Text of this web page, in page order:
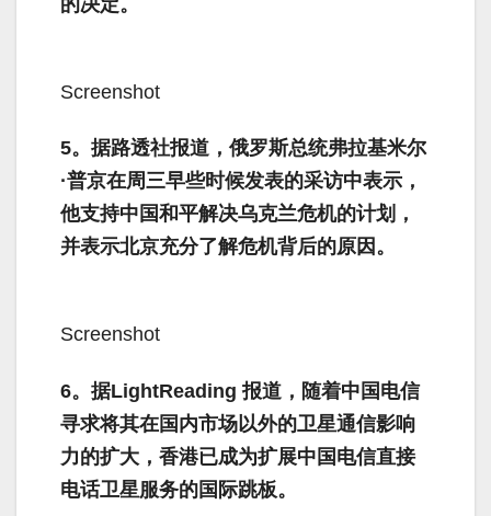
Screenshot
5。据路透社报道，俄罗斯总统弗拉基米尔
·普京在周三早些时候发表的采访中表示，
他支持中国和平解决乌克兰危机的计划，
并表示北京充分了解危机背后的原因。
Screenshot
6。据LightReading 报道，随着中国电信
寻求将其在国内市场以外的卫星通信影响
力的扩大，香港已成为扩展中国电信直接
电话卫星服务的国际跳板。